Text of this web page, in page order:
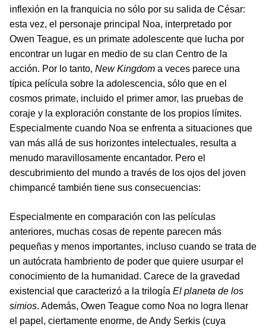
inflexión en la franquicia no sólo por su salida de César:
esta vez, el personaje principal Noa, interpretado por
Owen Teague, es un primate adolescente que lucha por
encontrar un lugar en medio de su clan Centro de la
acción. Por lo tanto, New Kingdom a veces parece una
típica película sobre la adolescencia, sólo que en el
cosmos primate, incluido el primer amor, las pruebas de
coraje y la exploración constante de los propios límites.
Especialmente cuando Noa se enfrenta a situaciones que
van más allá de sus horizontes intelectuales, resulta a
menudo maravillosamente encantador. Pero el
descubrimiento del mundo a través de los ojos del joven
chimpancé también tiene sus consecuencias:
Especialmente en comparación con las películas
anteriores, muchas cosas de repente parecen más
pequeñas y menos importantes, incluso cuando se trata de
un autócrata hambriento de poder que quiere usurpar el
conocimiento de la humanidad. Carece de la gravedad
existencial que caracterizó a la trilogía El planeta de los
simios. Además, Owen Teague como Noa no logra llenar
el papel, ciertamente enorme, de Andy Serkis (cuya